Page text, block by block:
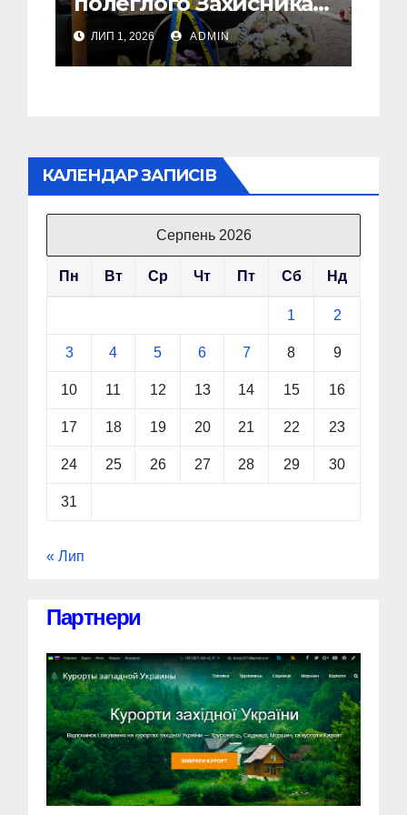
Сергія Скірка з
Стебника
ЛИП 1, 2026 ADMIN
КАЛЕНДАР ЗАПИСІВ
Серпень 2026
Пн Вт Ср Чт Пт Сб Нд
1 2
3 4 5 6 7 8 9
10 11 12 13 14 15 16
17 18 19 20 21 22 23
24 25 26 27 28 29 30
31
« Лип
Партнери